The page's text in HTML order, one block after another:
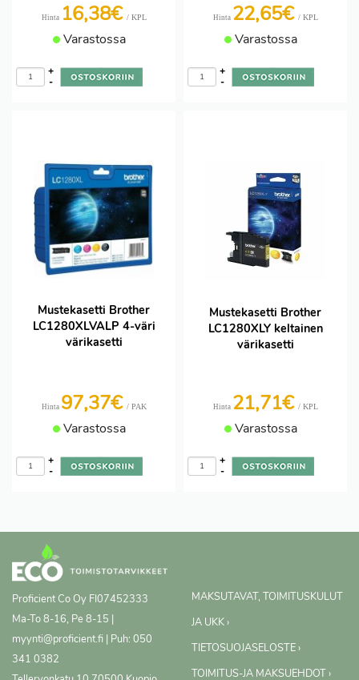
Hinta 16,38€ / KPL
Varastossa
-
+
Hinta 22,65€ / KPL
Varastossa
-
+
Mustekasetti Brother
LC1280XLVALP 4-väri
värikasetti
Hinta 97,37€ / PAK
Varastossa
-
+
Mustekasetti Brother
LC1280XLY keltainen
värikasetti
Hinta 21,71€ / KPL
Varastossa
-
+
Proficient Co Oy FI07452333
Ma-To 8-16, Pe 8-15 |
myynti@proficient.fi | Puh: 050
341 0382
MAKSUTAVAT, TOIMITUSKULUT
JA UKK ›
TIETOSUOJASELOSTE ›
TOIMITUS-JA MAKSUEHDOT ›